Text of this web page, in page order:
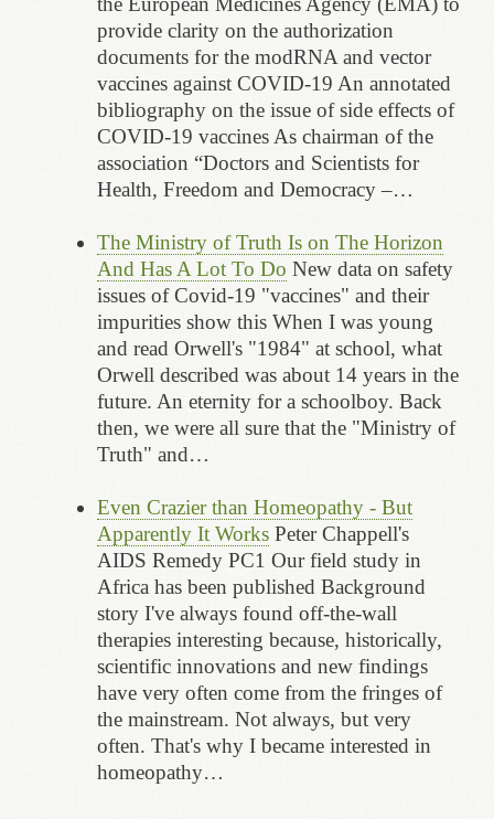
provide clarity on the authorization
documents for the modRNA and vector
vaccines against COVID-19 An annotated
bibliography on the issue of side effects of
COVID-19 vaccines As chairman of the
association “Doctors and Scientists for
Health, Freedom and Democracy –…
The Ministry of Truth Is on The Horizon
And Has A Lot To Do New data on safety
issues of Covid-19 "vaccines" and their
impurities show this When I was young
and read Orwell's "1984" at school, what
Orwell described was about 14 years in the
future. An eternity for a schoolboy. Back
then, we were all sure that the "Ministry of
Truth" and…
Even Crazier than Homeopathy - But
Apparently It WorksPeter Chappell's
AIDS Remedy PC1 Our field study in
Africa has been published Background
story I've always found off-the-wall
therapies interesting because, historically,
scientific innovations and new findings
have very often come from the fringes of
the mainstream. Not always, but very
often. That's why I became interested in
homeopathy…